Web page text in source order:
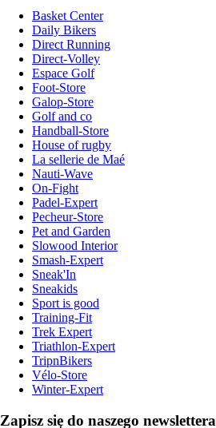
Basket Center
Daily Bikers
Direct Running
Direct-Volley
Espace Golf
Foot-Store
Galop-Store
Golf and co
Handball-Store
House of rugby
La sellerie de Maé
Nauti-Wave
On-Fight
Padel-Expert
Pecheur-Store
Pet and Garden
Slowood Interior
Smash-Expert
Sneak'In
Sneakids
Sport is good
Training-Fit
Trek Expert
Triathlon-Expert
TripnBikers
Vélo-Store
Winter-Expert
Zapisz się do naszego newslettera